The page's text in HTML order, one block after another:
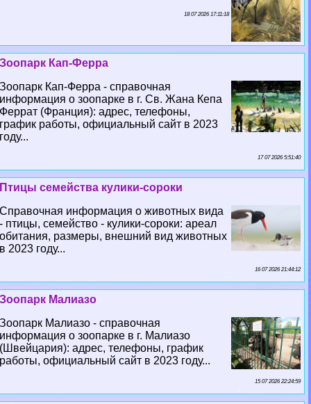
18 07 2026 17:11:18
Зоопарк Кап-Ферра
Зоопарк Кап-Ферра - справочная
информация о зоопарке в г. Св. Жана Кепа
Феррат (Франция): адрес, телефоны,
график работы, официальный сайт в 2023
году...
17 07 2026 5:51:40
Птицы семейства кулики-сороки
Справочная информация о животных вида
- птицы, семейство - кулики-сороки: ареал
обитания, размеры, внешний вид животных
в 2023 году...
16 07 2026 21:44:12
Зоопарк Малиазо
Зоопарк Малиазо - справочная
информация о зоопарке в г. Малиазо
(Швейцария): адрес, телефоны, график
работы, официальный сайт в 2023 году...
15 07 2026 22:24:59